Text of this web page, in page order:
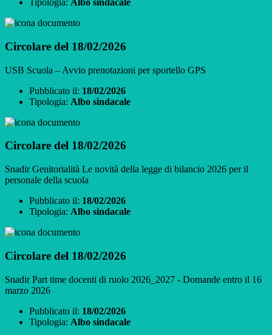
Tipologia: Albo sindacale
Circolare del 18/02/2026
USB Scuola – Avvio prenotazioni per sportello GPS
Pubblicato il: 18/02/2026
Tipologia: Albo sindacale
Circolare del 18/02/2026
Snadir Genitorialità Le novità della legge di bilancio 2026 per il
personale della scuola
Pubblicato il: 18/02/2026
Tipologia: Albo sindacale
Circolare del 18/02/2026
Snadir Part time docenti di ruolo 2026_2027 - Domande entro il 16
marzo 2026
Pubblicato il: 18/02/2026
Tipologia: Albo sindacale